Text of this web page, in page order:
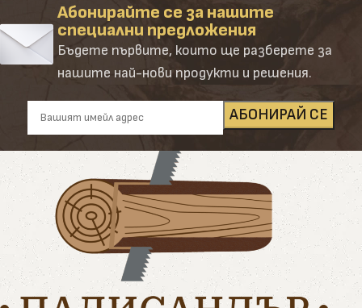
Абонирайте се за нашите
специални предложения
Бъдете първите, които ще разберете за
нашите най-нови продукти и решения.